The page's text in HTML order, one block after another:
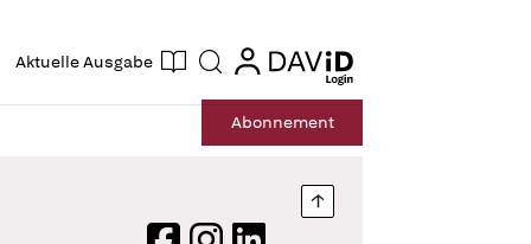
Aktuelle Ausgabe Suche login
login
Abonnement
Nach oben springen
FacebookInstagram
LinkedIn